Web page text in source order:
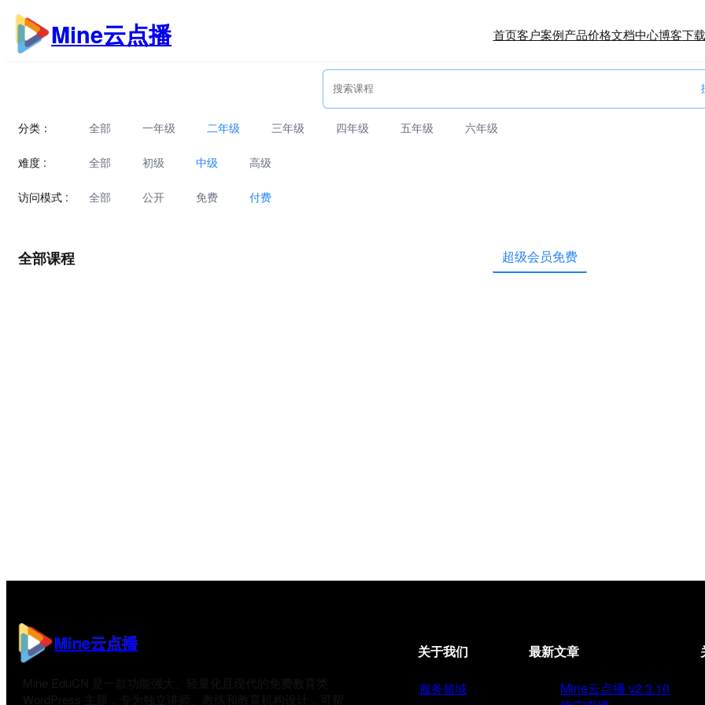
跳
至
内
Mine云点播 首页客户案例产品价格文档中心博客下载
分类： 全部 一年级 二年级 三年级 四年级 五年级 六年级
难度 : 全部 初级 中级 高级
访问模式 : 全部 公开 免费 付费
全部课程 超级会员免费
Mine云点播
Mine EduCN 是一款功能强大、轻量化且现代的免费教育类
WordPress 主题，专为独立讲师、教练和教育机构设计，可帮
关于我们
服务领域
最新文章
Mine云点播 v2.3.10